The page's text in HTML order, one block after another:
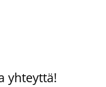
yhteyttä!